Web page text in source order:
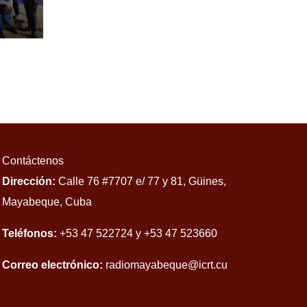
Contáctenos
Dirección: Calle 76 #7707 e/ 77 y 81, Güines,
Mayabeque, Cuba
Teléfonos: +53 47 522724 y +53 47 523660
Correo electrónico: radiomayabeque@icrt.cu